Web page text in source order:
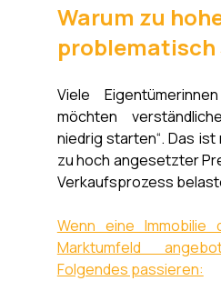
Warum zu
problematisch
Viele
möchten
niedrig starten“. Das ist
zu hoch angesetzter
Verkaufsprozess
Wenn eine Immobilie
Marktumfeld
Folgendes passieren: